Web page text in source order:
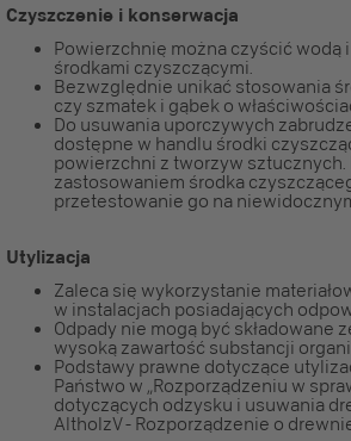
Czyszczenie i konserwacja
Powierzchnię można czyścić wodą
środkami czyszczącymi.
Bezwzględnie unikać stosowania
czy szmatek i gąbek o
Do usuwania uporczywych
dostępne w handlu środki
powierzchni z tworzyw sztucznych.
zastosowaniem środka
przetestowanie go na
Utylizacja
Zaleca się wykorzystanie
w instalacjach posiadających
Odpady nie mogą być składowane
wysoką zawartość substancji
Podstawy prawne dotyczące
Państwo w „Rozporządzeniu w
dotyczących odzysku i usuwania
AltholzV - Rozporządzenie o